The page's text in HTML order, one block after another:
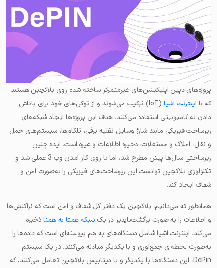
پروژه‌های دپین اپلیکیشن‌های غیرمتمرکز ساخته شده روی بلاکچین هستند
که با اینترنت اشیا
(IoT) ترکیب می‌شوند و از توکن‌های خود برای پاداش
دادن به کامیونیتی استفاده می‌کنند. هدف این پروژه‌ها ایجاد شبکه‌های
زیرساخت فیزیکی مانند شارژ وسایل نقلیه برقی، تلکام‌ها، سیستم‌های حمل
و نقل، املاک و مستغلات، ذخیره اطلاعات و غیره است. ایده چنین
زیرساختی سال‌ها پیش مطرح شد، اما با روی کار آمدن وب 3 عملی شد و
تکنولوژی بلاکچین توانست این زیرساخت‌های فیزیکی را به‌صورت امن و
شفاف ایجاد کند.
همانطور که می‌دانیم، بلاکچین یک دفتر کل شفاف و امن است که تراکنش‌ها
و اطلاعات را به صورت برگشت‌ناپذیر در یک شبکه همتا به همتاذخیره
می‌کند. اینترنت اشیا شامل دستگاه‌های به هم پیوسته‌ای است که داده‌ها را
به‌صورت لحظه‌ای جمع‌آوری و با یکدیگر مبادله می‌کنند. در یک سیستم
DePin، این دستگاه‌ها با یکدیگر و با دیتابیس بلاکچین تعامل می‌کنند، که